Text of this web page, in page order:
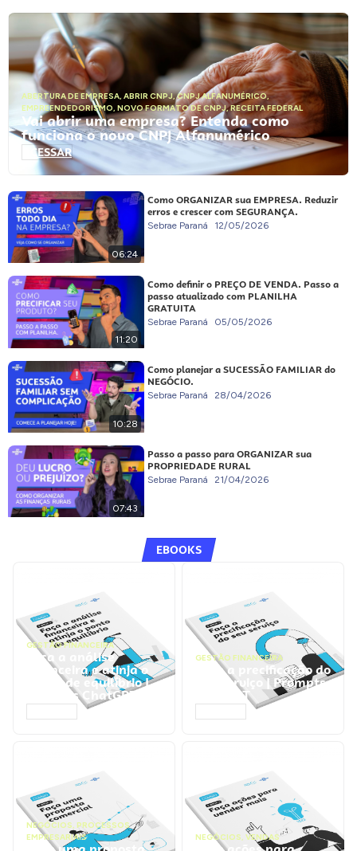
ABERTURA DE EMPRESA, ABRIR CNPJ,CNPJ ALFANUMÉRICO,
EMPREENDEDORISMO, NOVO FORMATO DE CNPJ,RECEITA FEDERAL
Vai abrir uma empresa? Entenda como
funciona o novo CNPJ Alfanumérico
ACESSAR
06:24
Como ORGANIZAR sua EMPRESA. Reduzir
erros e crescer com SEGURANÇA.
Sebrae Paraná 12/05/2026
11:20
Como definir o PREÇO DE VENDA. Passo a
passo atualizado com PLANILHA
GRATUITA
Sebrae Paraná 05/05/2026
10:28
Como planejar a SUCESSÃO FAMILIAR do
NEGÓCIO.
Sebrae Paraná 28/04/2026
07:43
Passo a passo para ORGANIZAR sua
PROPRIEDADE RURAL
Sebrae Paraná 21/04/2026
EBOOKS
GESTÃO FINANCEIRA
Faça a análise
financeira e atinja o
ponto de equilíbrio |
Prompts ChatGPT
GESTÃO FINANCEIRA
Faça a precificação do
seu serviço | Prompts
ChatGPT
NEGÓCIOS, PROCESSOS
EMPRESARIAIS
NEGÓCIOS, VENDAS